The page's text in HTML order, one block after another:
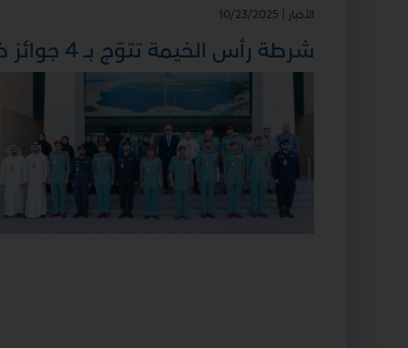
الأخبار | 10/23/2025
شرطة رأس الخيمة تتوّج بــ 4 جوائز ضمن أفضل الممارسات الدولية من نيوزيلاندا لعام 2025